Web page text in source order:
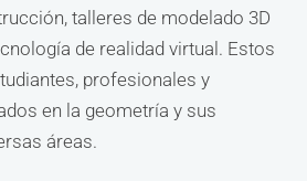
talleres de modelado 3D
de realidad virtual. Estos
profesionales y
en la geometría y sus
áreas.